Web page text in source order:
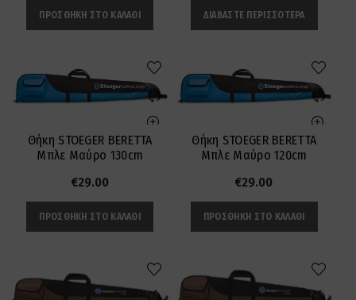
ΠΡΟΣΘΉΚΗ ΣΤΟ ΚΑΛΆΘΙ ΔΙΑΒΆΣΤΕ ΠΕΡΙΣΣΌΤΕΡΑ
Θήκη STOEGER BERETTA
Μπλε Μαύρο 130cm
€29.00
ΠΡΟΣΘΉΚΗ ΣΤΟ ΚΑΛΆΘΙ
Θήκη STOEGER BERETTA
Μπλε Μαύρο 120cm
€29.00
ΠΡΟΣΘΉΚΗ ΣΤΟ ΚΑΛΆΘΙ